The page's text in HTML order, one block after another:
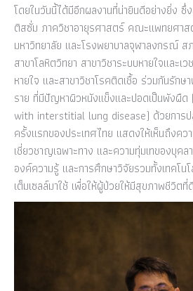
โดยในวันนี้ได้มีอีกผลงานที่น่ายินดีอย่างยิ่ง ซึ่
ติสซั่ม ภาควิชาอายุรศาสตร์ คณะแพทยศา
มหาวิทยาลัย และโรงพยาบาลจุฬาลงกรณ์ ส
สาขาโลหิตวิทยา สาขาวิชาระบบหายใจและเ
หายใจ และสาขาวิชาโรคติดเชื้อ ร่วมกันรัก
ราย ที่มีปัญหาผิวหนังแข็งและปอดเป็นพังผื
with interstitial lung disease) ด้วยการปลู
ครั้งแรกของประเทศไทย แสดงให้เห็นถึงคว
เชี่ยวชาญเฉพาะทาง และความทุ่มเทของบุคล
องค์ความรู้ และการศึกษาวิจัยรวมทั้งเทคโน
เต็มเซลล์มาใช้ เพื่อให้ผู้ป่วยให้มีสุขภาพชีวิตที่